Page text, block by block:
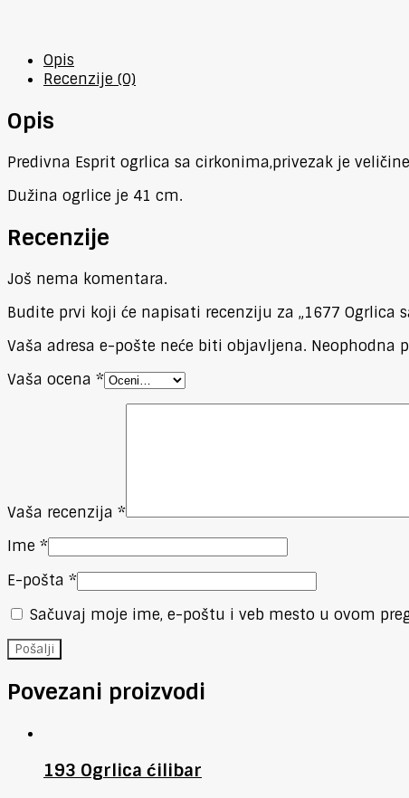
Opis
Recenzije (0)
Opis
Predivna Esprit ogrlica sa cirkonima,privezak je
Dužina ogrlice je 41 cm.
Recenzije
Još nema komentara.
Budite prvi koji će napisati recenziju za „1677 Ogrlica
Vaša adresa e-pošte neće biti objavljena. Neophodna
Vaša ocena *
Vaša recenzija *
Ime *
E-pošta *
Sačuvaj moje ime, e-poštu i veb mesto u ovom
Povezani proizvodi
193 Ogrlica ćilibar